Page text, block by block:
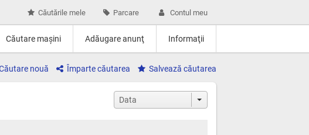
Căutările mele Parcare Contul meu
Căutare maşini Adăugare anunţ Informaţii
nouă Împarte căutarea Salvează căutarea